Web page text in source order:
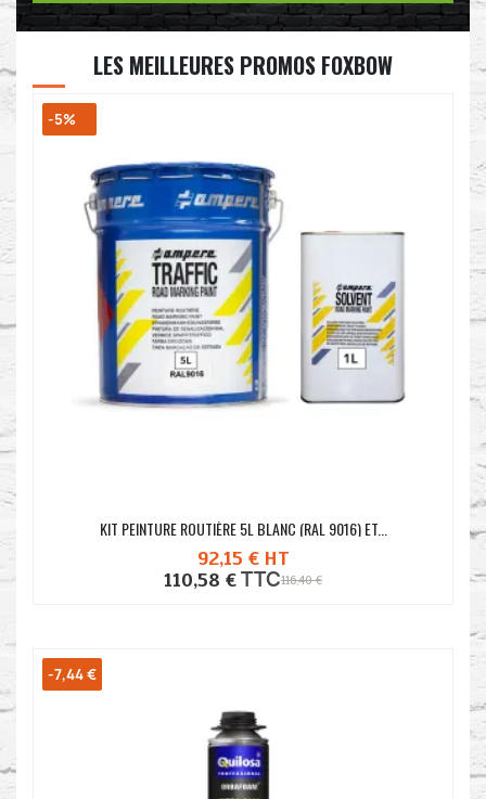
LES MEILLEURES PROMOS FOXBOW
-5%
KIT PEINTURE ROUTIÈRE 5L BLANC (RAL 9016) ET...
92,15 € HT
110,58 €TTC116,40 €
-7,44 €